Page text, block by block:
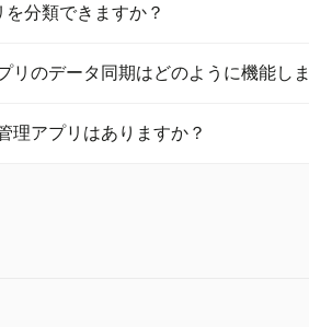
を提供し、クロスプラットフォームの
分類できますか？
にクリエイティブな分野に最適です。
リのデータ同期はどのように機能し
、バックグラウンド同期やタイムスタ
理アプリはありますか？